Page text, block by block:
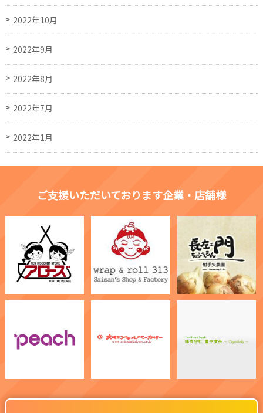
2022年10月
2022年9月
2022年8月
2022年7月
2022年1月
ご支援いただいております企業・店舗様